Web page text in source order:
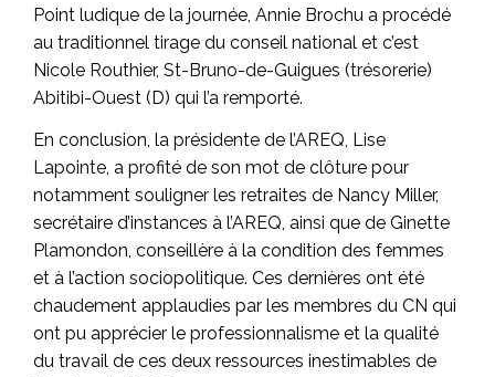
Point ludique de la journée, Annie Brochu a procédé
au traditionnel tirage du conseil national et c’est
Nicole Routhier, St-Bruno-de-Guigues (trésorerie)
Abitibi-Ouest (D) qui l’a remporté.
En conclusion, la présidente de l’AREQ, Lise
Lapointe, a profité de son mot de clôture pour
notamment souligner les retraites de Nancy Miller,
secrétaire d’instances à l’AREQ, ainsi que de Ginette
Plamondon, conseillère à la condition des femmes
et à l’action sociopolitique. Ces dernières ont été
chaudement applaudies par les membres du CN qui
ont pu apprécier le professionnalisme et la qualité
du travail de ces deux ressources inestimables de